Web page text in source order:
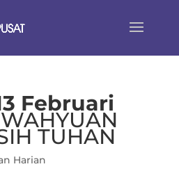
Februari
TUHAN
Harian